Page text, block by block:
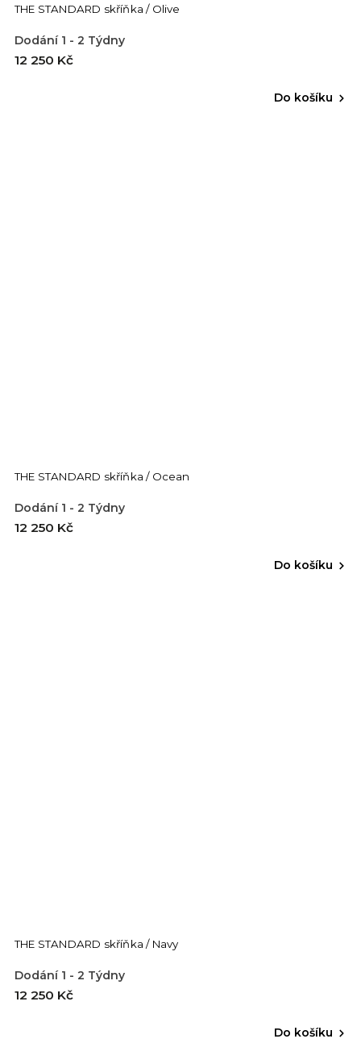
THE STANDARD skříňka / Olive
Dodání 1 - 2 Týdny
12 250 Kč
Do košíku
THE STANDARD skříňka / Ocean
Dodání 1 - 2 Týdny
12 250 Kč
Do košíku
THE STANDARD skříňka / Navy
Dodání 1 - 2 Týdny
12 250 Kč
Do košíku